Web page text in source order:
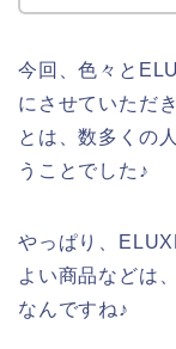
今回、色々と
にさせていただ
とは、数多くの
うことでした♪
やっぱり、
よい商品などは
なんですね♪